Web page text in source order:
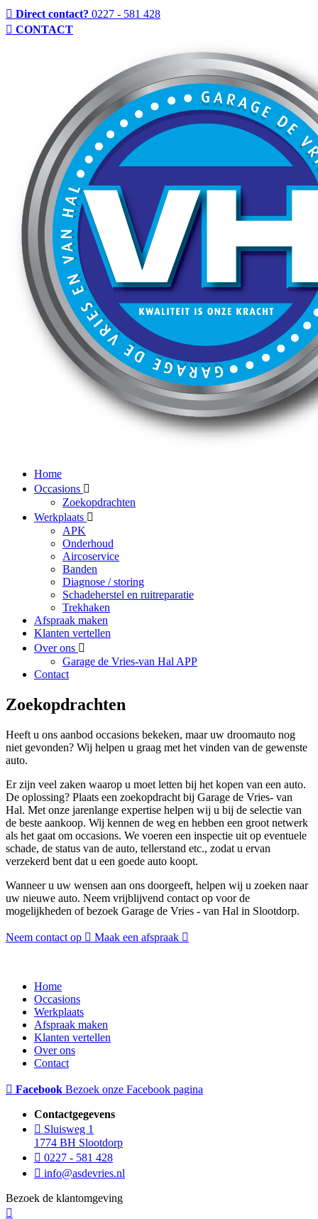
Direct contact? 0227 - 581 428
CONTACT
Home
Occasions
Zoekopdrachten
Werkplaats
APK
Onderhoud
Aircoservice
Banden
Diagnose / storing
Schadeherstel en ruitreparatie
Trekhaken
Afspraak maken
Klanten vertellen
Over ons
Garage de Vries-van Hal APP
Contact
Zoekopdrachten
Heeft u ons aanbod occasions bekeken, maar uw droomauto nog
niet gevonden? Wij helpen u graag met het vinden van de gewenste
auto.
Er zijn veel zaken waarop u moet letten bij het kopen van een auto.
De oplossing? Plaats een zoekopdracht bij Garage de Vries- van
Hal. Met onze jarenlange expertise helpen wij u bij de selectie van
de beste aankoop. Wij kennen de weg en hebben een groot netwerk
als het gaat om occasions. We voeren een inspectie uit op eventuele
schade, de status van de auto, tellerstand etc., zodat u ervan
verzekerd bent dat u een goede auto koopt.
Wanneer u uw wensen aan ons doorgeeft, helpen wij u zoeken naar
uw nieuwe auto. Neem vrijblijvend contact op voor de
mogelijkheden of bezoek Garage de Vries - van Hal in Slootdorp.
Neem contact op Maak een afspraak
Home
Occasions
Werkplaats
Afspraak maken
Klanten vertellen
Over ons
Contact
Facebook Bezoek onze Facebook pagina
Contactgegevens
Sluisweg 1
1774 BH Slootdorp
0227 - 581 428
info@asdevries.nl
Bezoek de klantomgeving